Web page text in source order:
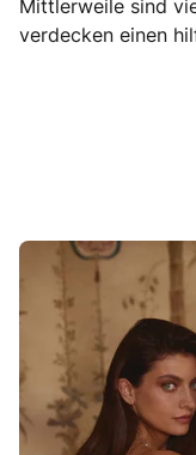
Mittlerweile sind
verdecken einen